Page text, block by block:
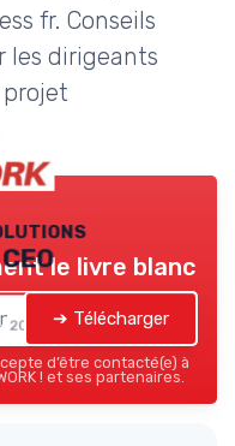
fr. Conseils
les dirigeants
2026
le livre blanc
➔ Télécharger
d’être contacté(e) à
! et ses partenaires.